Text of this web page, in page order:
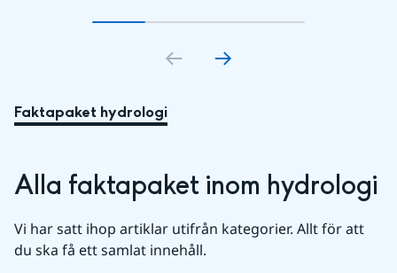
Gå till bildkort1
Gå till bildkort2
Gå till bildkort3
Gå till bildkort
Faktapaket hydrologi
Alla faktapaket inom hydrologi
Vi har satt ihop artiklar utifrån kategorier. Allt för att
du ska få ett samlat innehåll.